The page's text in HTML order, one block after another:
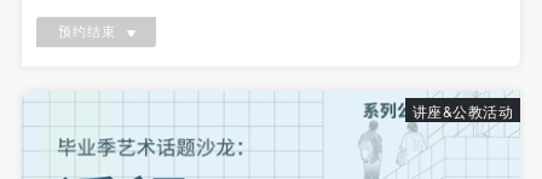
预约结束
讲座&公教活动
单位，其开展的公共教育活动以学术性和公益性为
主。
（3）、乙方为甲方拍摄中央美术学院公共教育部所
有公教活动。
二、拍摄内容、使用形式、使用地域范围
单位，其开展的公共教育活动以学术性和公益性为
主。
（3）、乙方为甲方拍摄中央美术学院公共教育部所
有公教活动。
二、拍摄内容、使用形式、使用地域范围
单位，其开展的公共教育活动以学术性和公益性为
主。
（3）、乙方为甲方拍摄中央美术学院公共教育部所
有公教活动。
二、拍摄内容、使用形式、使用地域范围